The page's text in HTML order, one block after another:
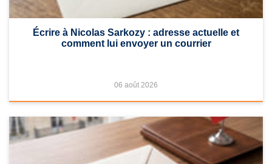
Écrire à Nicolas Sarkozy : adresse actuelle et
comment lui envoyer un courrier
06 août 2026